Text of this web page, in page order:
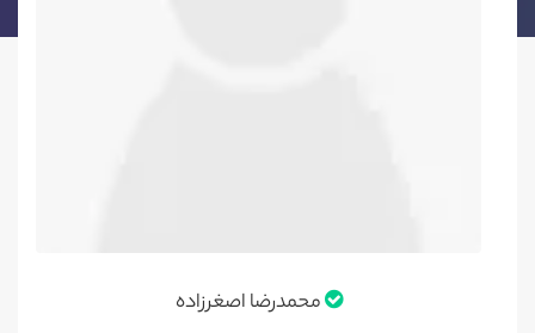
محمدرضا اصغرزاده